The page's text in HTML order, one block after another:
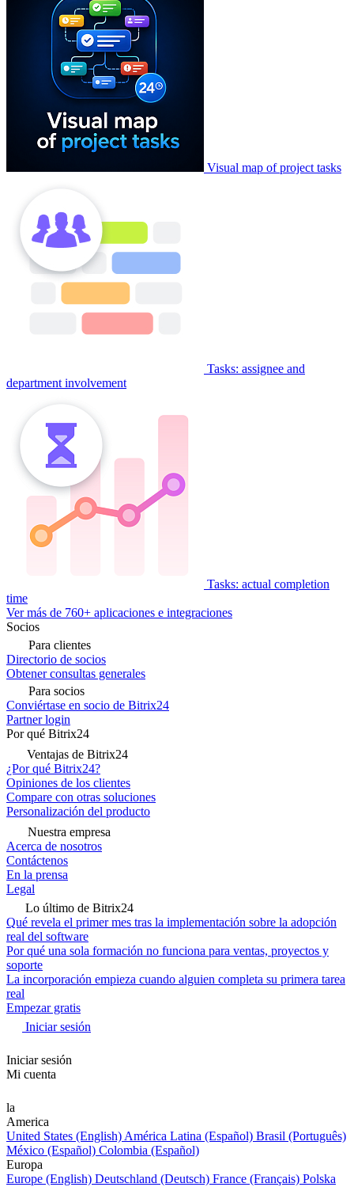
Visual map of project tasks
Tasks: assignee and
department involvement
Tasks: actual completion
time
Ver más de 760+ aplicaciones e integraciones
Socios
Para clientes
Directorio de socios
Obtener consultas generales
Para socios
Conviértase en socio de Bitrix24
Partner login
Por qué Bitrix24
Ventajas de Bitrix24
¿Por qué Bitrix24?
Opiniones de los clientes
Compare con otras soluciones
Personalización del producto
Nuestra empresa
Acerca de nosotros
Contáctenos
En la prensa
Legal
Lo último de Bitrix24
Qué revela el primer mes tras la implementación sobre la adopción
real del software
Por qué una sola formación no funciona para ventas, proyectos y
soporte
La incorporación empieza cuando alguien completa su primera tarea
real
Empezar gratis
Iniciar sesión
Iniciar sesión
Mi cuenta
la
America
United States (English) América Latina (Español) Brasil (Português)
México (Español) Colombia (Español)
Europa
Europe (English) Deutschland (Deutsch) France (Français) Polska